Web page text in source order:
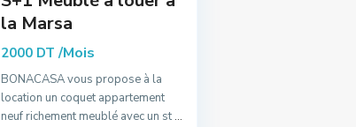
la Marsa
2000 DT/Mois
BONACASA vous propose à la
location un coquet appartement
neuf richement meublé avec un st...